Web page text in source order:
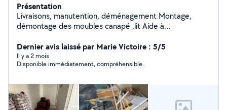
Présentation
Livraisons, manutention, déménagement Montage,
démontage des moubles canapé ,lit Aide à
Dernier avis laissé par Marie Victoire : 5/5
Il y a 2 mois
Disponible immédiatement, compréhensible.